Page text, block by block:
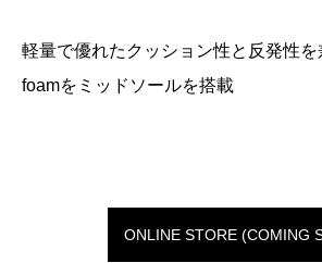
軽量で優れたクッション性と反発性
foamをミッドソールを搭載
ONLINE STORE (COMING